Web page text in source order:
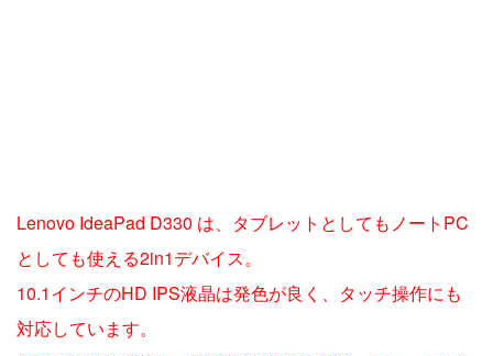
Lenovo IdeaPad D330 は、タブレットとしてもノートPC
としても使える2in1デバイス。
10.1インチのHD IPS液晶は発色が良く、タッチ操作にも
対応しています。